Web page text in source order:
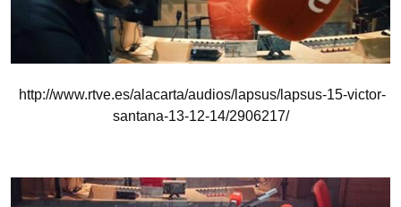
http://www.rtve.es/alacarta/audios/lapsus/lapsus-15-victor-
santana-13-12-14/2906217/